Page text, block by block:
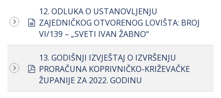
document
12. ODLUKA O USTANOVLJENJU
ZAJEDNIČKOG OTVORENOG LOVIŠTA: BROJ
VI/139 – „SVETI IVAN ŽABNO“
pdf
13. GODIŠNJI IZVJEŠTAJ O IZVRŠENJU
PRORAČUNA KOPRIVNIČKO-KRIŽEVAČKE
ŽUPANIJE ZA 2022. GODINU